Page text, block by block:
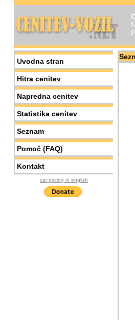
Uvodna stran
Hitra cenitev
Napredna cenitev
Statistika cenitev
Seznam
Pomoč (FAQ)
Kontakt
car pricing in english